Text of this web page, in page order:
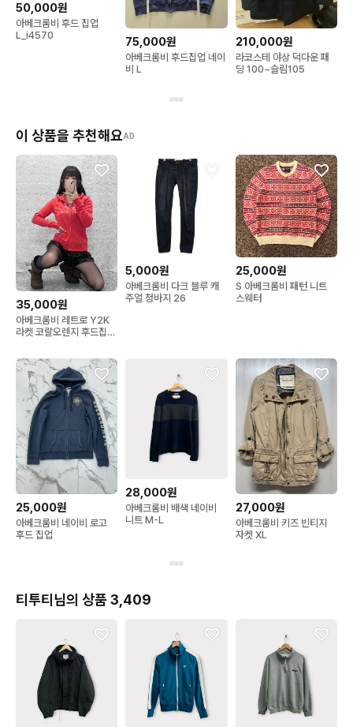
50,000원
아베크롬비 후드 집업
L_i4570
75,000원
아베크롬비 후드집업 네이
비 L
210,000원
라코스테 야상 덕다운 패
딩 100~슬림105
이 상품을 추천해요AD
35,000원
아베크롬비 레트로 Y2K
라켓 코랄오렌지 후드집업
5,000원
아베크롬비 다크 블루 캐
주얼 청바지 26
25,000원
S 아베크롬비 패턴 니트
스웨터
25,000원
아베크롬비 네이비 로고
후드 집업
28,000원
아베크롬비 배색 네이비
니트 M-L
27,000원
아베크롬비 키즈 빈티지
자켓 XL
티투티님의 상품 3,409